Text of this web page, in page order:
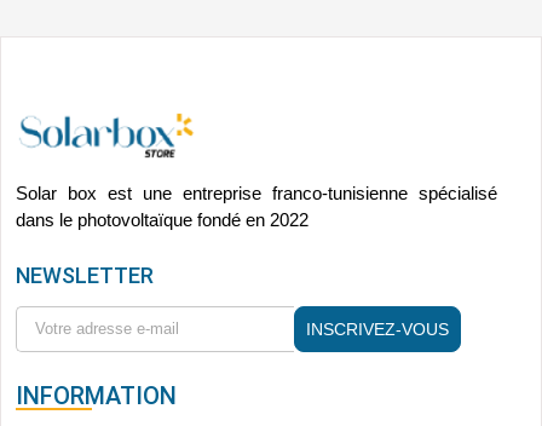
Solar box est une entreprise franco-tunisienne spécialisé
dans le photovoltaïque fondé en 2022
NEWSLETTER
INSCRIVEZ-VOUS
INFORMATION